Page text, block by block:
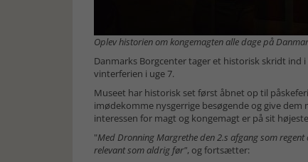
Oplev historien om kongemagten alle dage på
Danmarks Borgcenter tager et historisk skridt ind
vinterferien i uge 7.
Museet har historisk set først åbnet op til
imødekomme nysgerrige besøgende og give
interessen for magt og kongemagt er på sit
"Med Dronning Margrethe den 2.s afgang som
relevant som aldrig før", og fortsætter: